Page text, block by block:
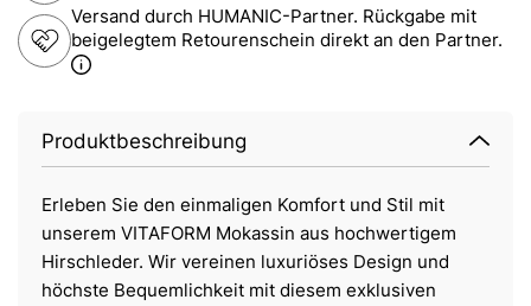
Versand durch HUMANIC-Partner. Rückgabe mit
beigelegtem Retourenschein direkt an den Partner.
Produktbeschreibung
Erleben Sie den einmaligen Komfort und Stil mit
unserem VITAFORM Mokassin aus hochwertigem
Hirschleder. Wir vereinen luxuriöses Design und
höchste Bequemlichkeit mit diesem exklusiven